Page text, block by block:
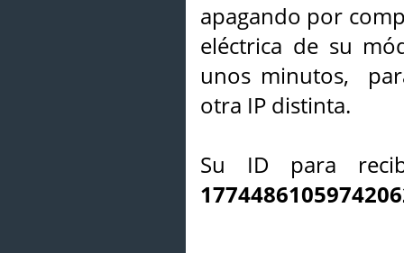
apagando por
eléctrica de su
unos minutos,
otra IP distinta.
Su ID para